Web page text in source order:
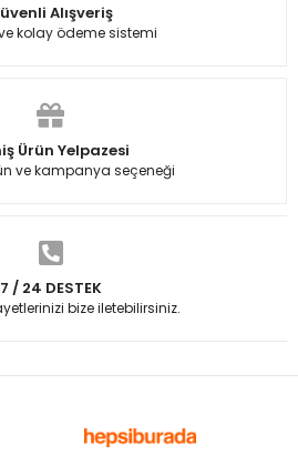
Alışveriş
kolay ödeme sistemi
Ürün Yelpazesi
ve kampanya seçeneği
7 / 24 DESTEK
bize iletebilirsiniz.